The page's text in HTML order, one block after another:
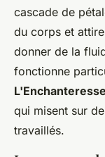
cascade de
du corps et
donner de la
fonctionne
L'Enchanteresse
qui misent sur
travaillés.